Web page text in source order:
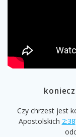
Czy chrzest jest
Apostolskich 2:38